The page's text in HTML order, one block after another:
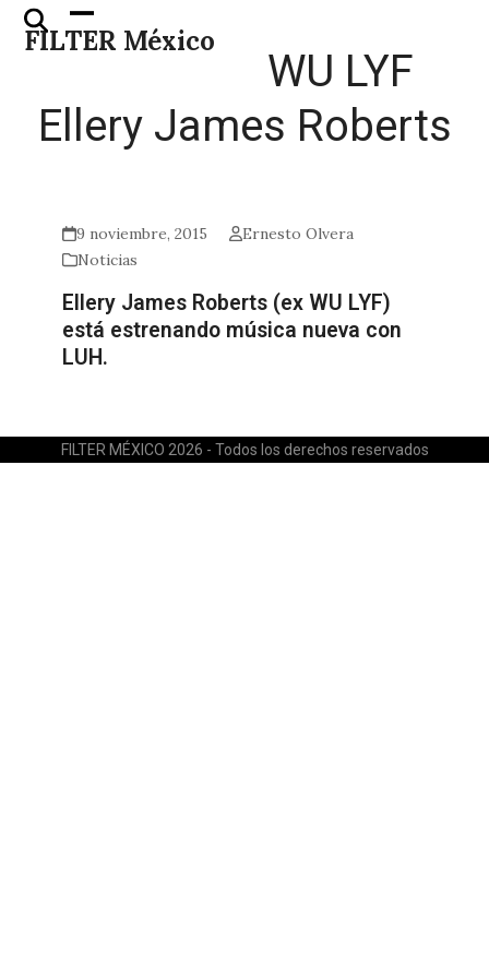
Skip
FILTER México
Open
mobile
Close
mobile
WU LYF
Ellery James Roberts
9 noviembre, 2015
Ernesto Olvera
Noticias
Ellery James Roberts (ex WU LYF)
está estrenando música nueva con
LUH.
FILTER MÉXICO 2026 - Todos los derechos reservados